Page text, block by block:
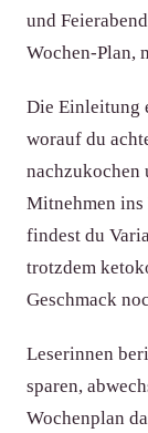
und
Wochen-Plan,
Die Einleitung
worauf du
nachzukochen
Mitnehmen ins
findest du
trotzdem
Geschmack
Leserinnen
sparen,
Wochenplan